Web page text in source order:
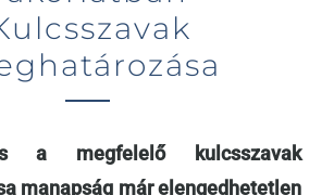
megfelelő kulcsszavak
manapság már elengedhetetlen